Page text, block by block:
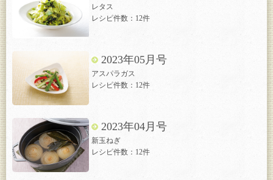
レタス
レシピ件数：12件
2023年05月号
アスパラガス
レシピ件数：12件
2023年04月号
新玉ねぎ
レシピ件数：12件